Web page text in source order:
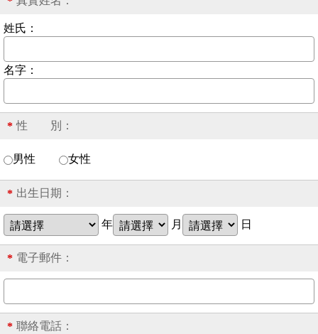
姓氏：
名字：
* 性 別：
男性 女性
* 出生日期：
年 月 日
* 電子郵件：
* 聯絡電話：